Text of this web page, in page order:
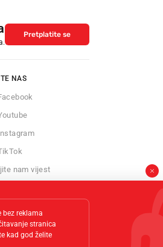
bez reklama
stranica
kad god želite
Pretplatite se
NAS
nam vijest